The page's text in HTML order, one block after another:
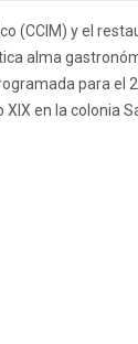
(CCIM) y el
alma
para el
en la colonia